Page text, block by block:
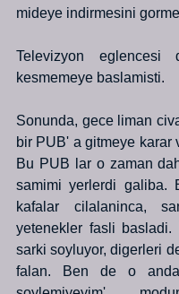
mideye indirmesini
Televizyon
kesmemeye baslamisti.
Sonunda, gece liman
bir PUB' a gitmeye karar
Bu PUB lar o zaman
samimi yerlerdi galiba.
kafalar cilalaninca,
yetenekler fasli
sarki soyluyor, digerleri
falan. Ben de o